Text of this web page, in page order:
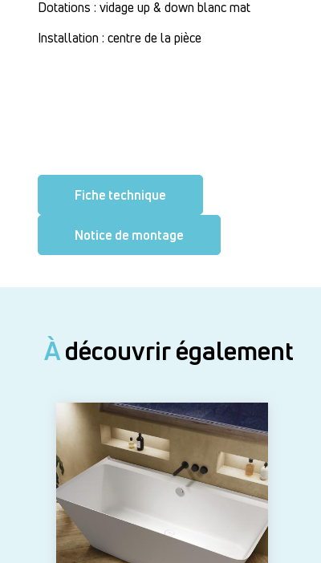
Dotations : vidage up & down blanc mat
Installation : centre de la pièce
Fiche technique
Notice de montage
Àdécouvrir également